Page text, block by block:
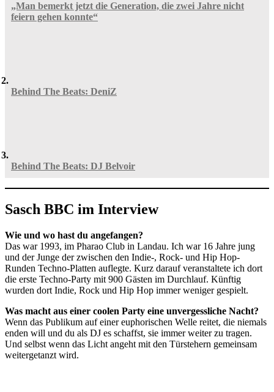
„Man bemerkt jetzt die Generation, die zwei Jahre nicht
feiern gehen konnte“
Behind The Beats: DeniZ
Behind The Beats: DJ Belvoir
Sasch BBC im Interview
Wie und wo hast du angefangen?
Das war 1993, im Pharao Club in Landau. Ich war 16 Jahre jung
und der Junge der zwischen den Indie-, Rock- und Hip Hop-
Runden Techno-Platten auflegte. Kurz darauf veranstaltete ich dort
die erste Techno-Party mit 900 Gästen im Durchlauf. Künftig
wurden dort Indie, Rock und Hip Hop immer weniger gespielt.
Was macht aus einer coolen Party eine unvergessliche Nacht?
Wenn das Publikum auf einer euphorischen Welle reitet, die niemals
enden will und du als DJ es schaffst, sie immer weiter zu tragen.
Und selbst wenn das Licht angeht mit den Türstehern gemeinsam
weitergetanzt wird.